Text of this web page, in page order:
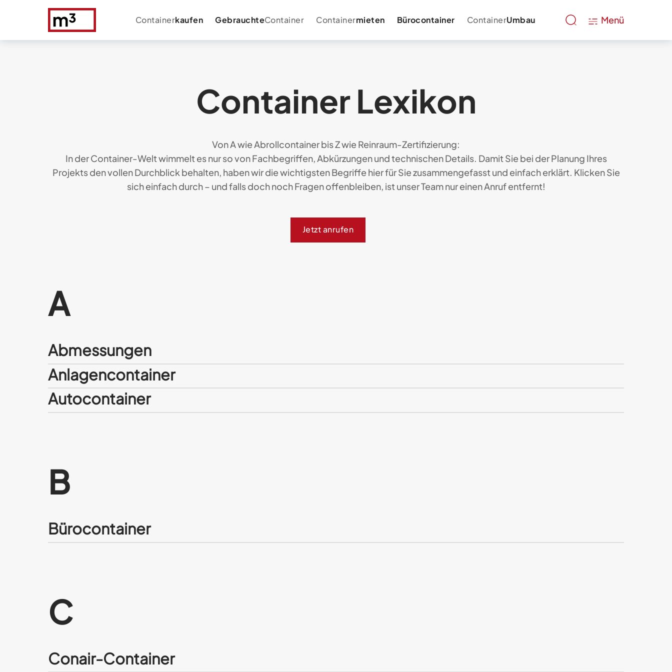
Containerkaufen GebrauchteContainer Containermieten Bürocontainer ContainerUmbau Menü
Container Lexikon
Von A wie Abrollcontainer bis Z wie Reinraum-Zertifizierung:
In der Container-Welt wimmelt es nur so von Fachbegriffen, Abkürzungen und technischen Details. Damit Sie bei der Planung Ihres
Projekts den vollen Durchblick behalten, haben wir die wichtigsten Begriffe hier für Sie zusammengefasst und einfach erklärt. Klicken Sie
sich einfach durch – und falls doch noch Fragen offenbleiben, ist unser Team nur einen Anruf entfernt!
Jetzt anrufen
A
Abmessungen
Anlagencontainer
Autocontainer
B
Bürocontainer
C
Conair-Container